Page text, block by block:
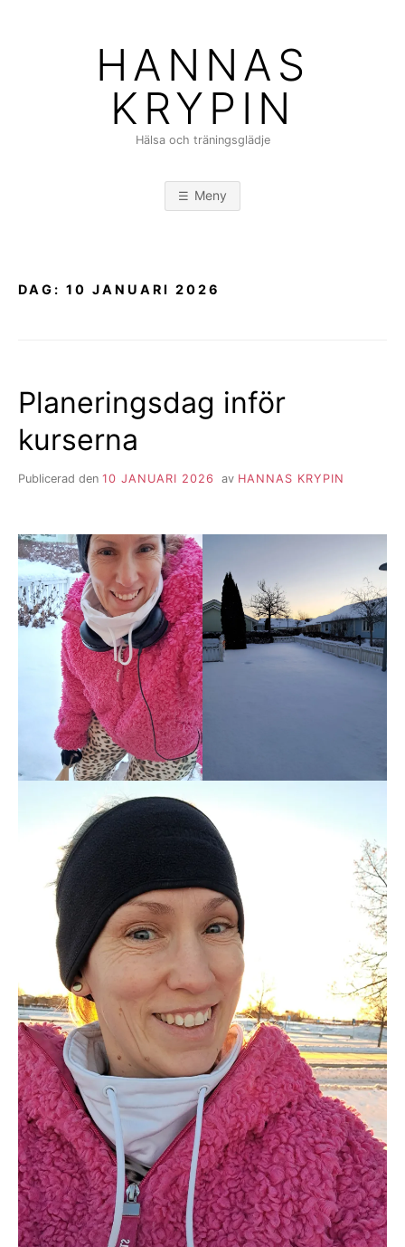
HANNAS
KRYPIN
Hälsa och träningsglädje
Meny
DAG: 10 JANUARI 2026
Planeringsdag inför
kurserna
Publicerad den 10 JANUARI 2026 av HANNAS KRYPIN